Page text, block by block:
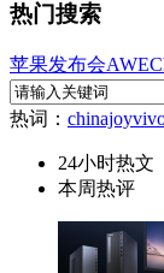
热门搜索
苹果发布会AWE
热词： chinajoy
24小时热文
本周热评